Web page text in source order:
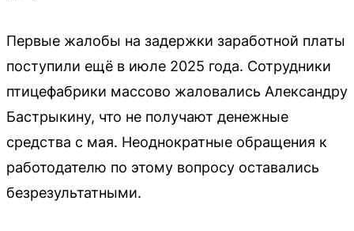
Первые жалобы на задержки заработной платы
поступили ещё в июле 2025 года. Сотрудники
птицефабрики массово жаловались Александру
Бастрыкину, что не получают денежные
средства с мая. Неоднократные обращения к
работодателю по этому вопросу оставались
безрезультатными.